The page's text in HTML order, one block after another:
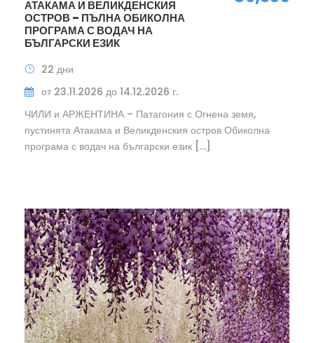
АТАКАМА И ВЕЛИКДЕНСКИЯ
ОСТРОВ – ПЪЛНА ОБИКОЛНА
ПРОГРАМА С ВОДАЧ НА
БЪЛГАРСКИ ЕЗИК
22 дни
от 23.11.2026 до 14.12.2026 г.
ЧИЛИ и АРЖЕНТИНА – Патагония с Огнена земя,
пустинята Атакама и Великденския остров Обиколна
програма с водач на български език […]